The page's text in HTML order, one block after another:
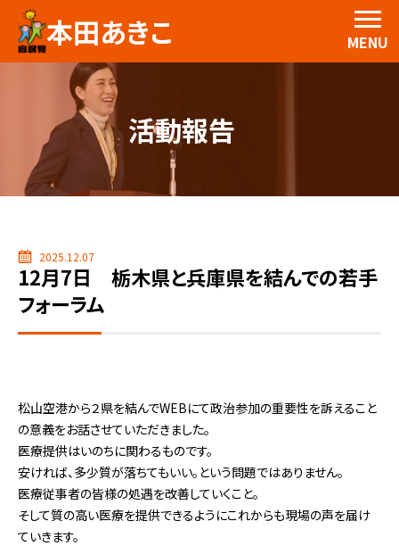
本田あきこ MENU
活動報告
2025.12.07
12月7日 栃木県と兵庫県を結んでの若手
フォーラム
松山空港から２県を結んでWEBにて政治参加の重要性を訴えること
の意義をお話させていただきました。
医療提供はいのちに関わるものです。
安ければ、多少質が落ちてもいい。という問題ではありません。
医療従事者の皆様の処遇を改善していくこと。
そして質の高い医療を提供できるようにこれからも現場の声を届け
ていきます。